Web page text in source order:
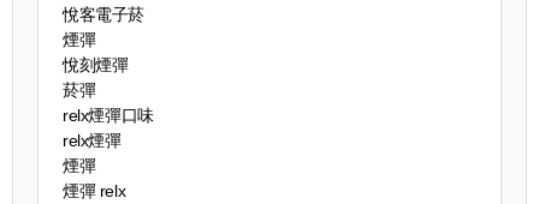
悅客電子菸
煙彈
悅刻煙彈
菸彈
relx煙彈口味
relx煙彈
煙彈
煙彈 relx